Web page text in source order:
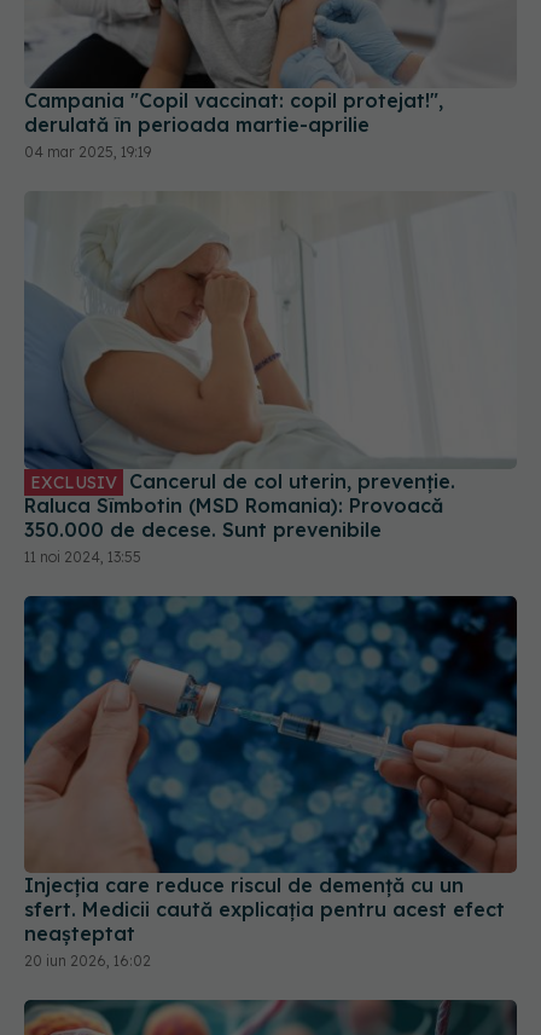
Campania "Copil vaccinat: copil protejat!",
derulată în perioada martie-aprilie
04 mar 2025, 19:19
EXCLUSIV Cancerul de col uterin, prevenție.
Raluca Sîmbotin (MSD Romania): Provoacă
350.000 de decese. Sunt prevenibile
11 noi 2024, 13:55
Injecția care reduce riscul de demență cu un
sfert. Medicii caută explicația pentru acest efect
neașteptat
20 iun 2026, 16:02